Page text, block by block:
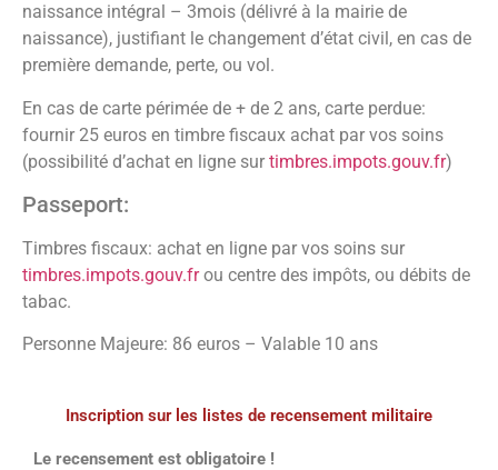
naissance intégral – 3mois (délivré à la mairie de
naissance), justifiant le changement d’état civil, en cas de
première demande, perte, ou vol.
En cas de carte périmée de + de 2 ans, carte perdue:
fournir 25 euros en timbre fiscaux achat par vos soins
(possibilité d’achat en ligne sur timbres.impots.gouv.fr)
Passeport:
Timbres fiscaux: achat en ligne par vos soins sur
timbres.impots.gouv.frou centre des impôts, ou débits de
tabac.
Personne Majeure: 86 euros – Valable 10 ans
Inscription sur les listes de recensement militaire
Le recensement est obligatoire !